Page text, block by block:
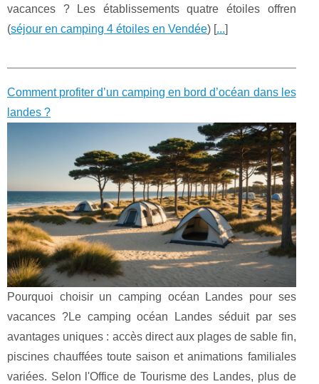
vacances ? Les établissements quatre étoiles offren
(séjour en camping 4 étoiles en Vendée) [...]
Comment profiter d’un camping en bord d’océan dans les
landes ?
Pourquoi choisir un camping océan Landes pour ses
vacances ?Le camping océan Landes séduit par ses
avantages uniques : accès direct aux plages de sable fin,
piscines chauffées toute saison et animations familiales
variées. Selon l'Office de Tourisme des Landes, plus de